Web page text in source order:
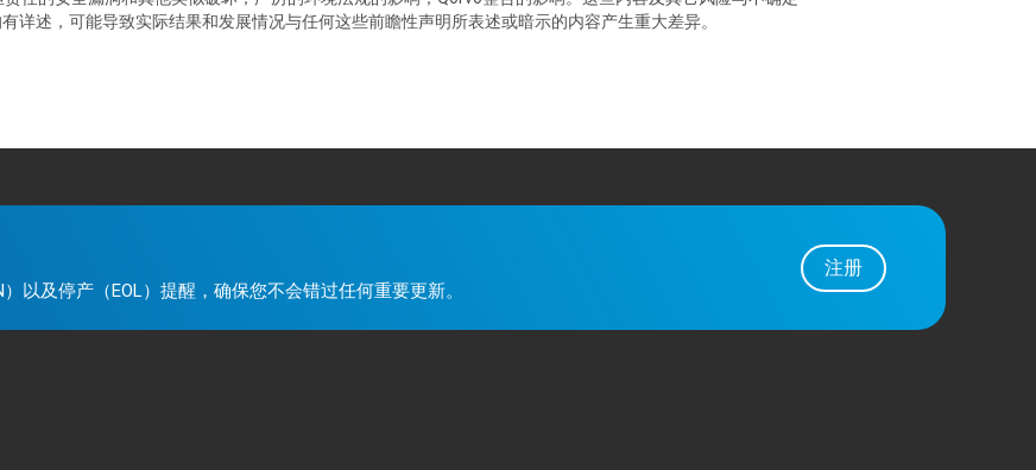
详述，可能导致实际结果和发展情况与任何这些前瞻性声明所表述或暗示的内容产生重大差异。
以及停产（EOL）提醒，确保您不会错过任何重要更新。
注册